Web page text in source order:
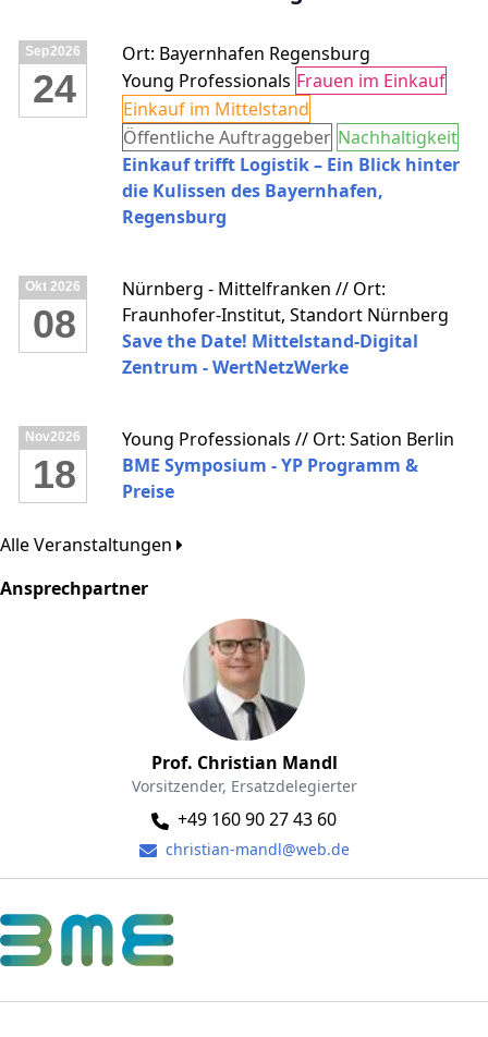
Sep2026
24
Ort: Bayernhafen Regensburg
Young Professionals Frauen im Einkauf
Einkauf im Mittelstand
Öffentliche Auftraggeber Nachhaltigkeit
Einkauf trifft Logistik – Ein Blick hinter
die Kulissen des Bayernhafen,
Regensburg
Okt 2026
08
Nürnberg - Mittelfranken // Ort:
Fraunhofer-Institut, Standort Nürnberg
Save the Date! Mittelstand-Digital
Zentrum - WertNetzWerke
Nov2026
18
Young Professionals // Ort: Sation Berlin
BME Symposium - YP Programm &
Preise
Alle Veranstaltungen
Ansprechpartner
Prof. Christian Mandl
Vorsitzender, Ersatzdelegierter
+49 160 90 27 43 60
christian-mandl@web.de